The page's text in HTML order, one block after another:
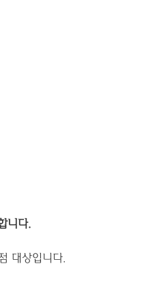
니다.
대상입니다.